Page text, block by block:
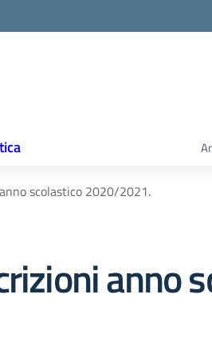
scolastico 2020/2021.
anno